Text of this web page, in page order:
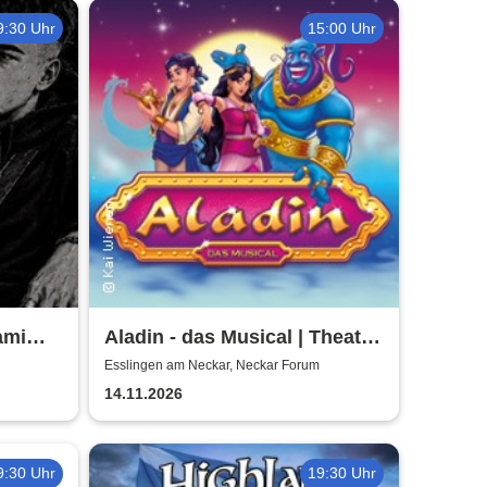
Uhr 15:00 Uhr
Aladin - das Musical | Theater
Liberi
Esslingen am Neckar, Neckar Forum
14.11.2026
Uhr 19:30 Uhr